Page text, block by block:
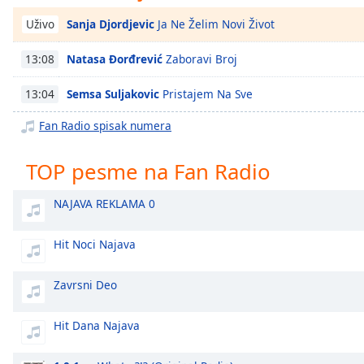
Chapters
Chapters
Descriptions
descriptions
off,
selected
Subtitles
subtitles
settings,
subtitles
dialog
selected
Uživo Sanja Djordjevic Ja Ne Želim Novi Život
13:08 Natasa Đorđrević Zaboravi Broj
13:04 Semsa Suljakovic Pristajem Na Sve
Fan Radio spisak numera
TOP pesme na Fan Radio
NAJAVA REKLAMA 0
Hit Noci Najava
Zavrsni Deo
Hit Dana Najava